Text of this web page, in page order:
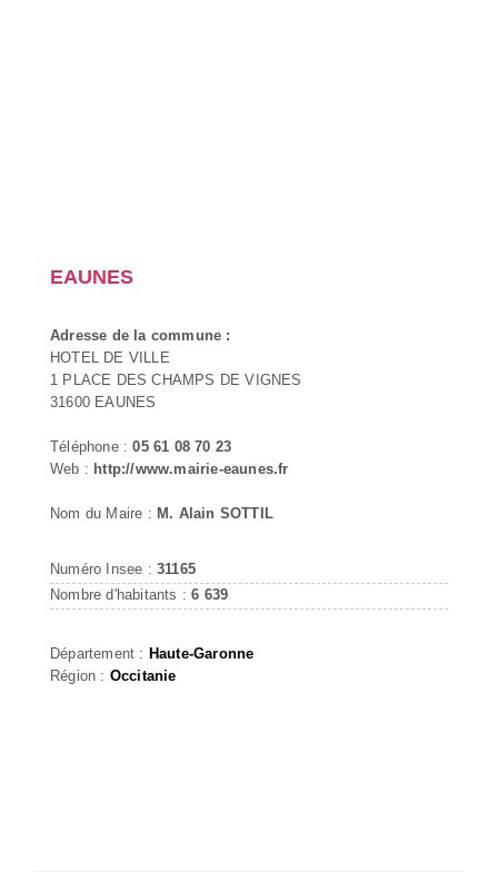
EAUNES
Adresse de la commune :
HOTEL DE VILLE
1 PLACE DES CHAMPS DE VIGNES
31600 EAUNES
Téléphone :05 61 08 70 23
Web : http://www.mairie-eaunes.fr
Nom du Maire : M. Alain SOTTIL
Numéro Insee : 31165
Nombre d'habitants :6 639
Département : Haute-Garonne
Région : Occitanie